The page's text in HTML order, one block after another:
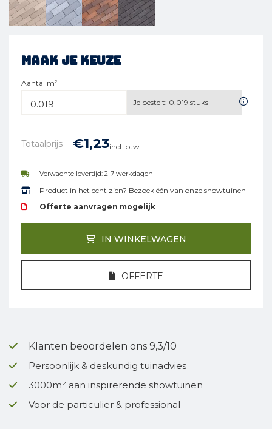
Maak je keuze
Aantal m²
Je bestelt: 0.019 stuks
Totaalprijs €1,23incl. btw.
Verwachte levertijd: 2-7 werkdagen
Product in het echt zien? Bezoek één van onze showtuinen
Offerte aanvragen mogelijk
IN WINKELWAGEN
OFFERTE
Klanten beoordelen ons 9,3/10
Persoonlijk & deskundig tuinadvies
3000m² aan inspirerende showtuinen
Voor de particulier & professional